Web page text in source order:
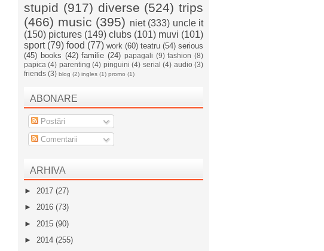
stupid (917) diverse (524) trips
(466) music (395) niet (333) uncle it
(150) pictures (149) clubs (101) muvi (101)
sport (79) food (77) work (60) teatru (54) serious
(45) books (42) familie (24) papagali (9) fashion (8)
papica (4) parenting (4) pinguini (4) serial (4) audio (3)
friends (3) blog (2) ingles (1) promo (1)
ABONARE
Postări
Comentarii
ARHIVA
► 2017 (27)
► 2016 (73)
► 2015 (90)
► 2014 (255)